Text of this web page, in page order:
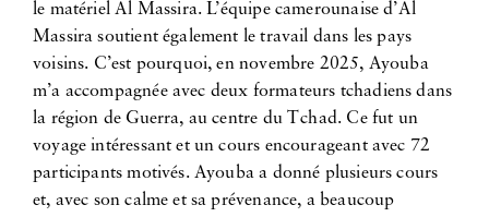
le matériel Al Massira. L’équipe camerounaise d’Al
Massira soutient également le travail dans les pays
voisins. C’est pourquoi, en novembre 2025, Ayouba
m’a accompagnée avec deux formateurs tchadiens dans
la région de Guerra, au centre du Tchad. Ce fut un
voyage intéressant et un cours encourageant avec 72
participants motivés. Ayouba a donné plusieurs cours
et, avec son calme et sa prévenance, a beaucoup